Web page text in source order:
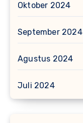
Oktober 2024
September 2024
Agustus 2024
Juli 2024